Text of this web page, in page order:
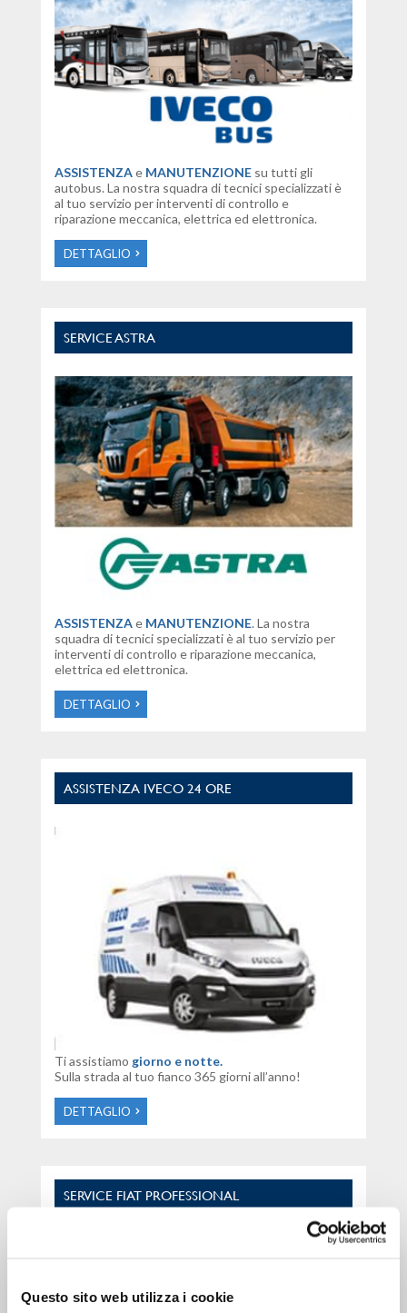
Questo sito web utilizza i cookie
ASSISTENZAeMANUTENZIONE su tutti gli
autobus. La nostra squadra di tecnici specializzati è
al tuo servizio per interventi di controllo e
riparazione meccanica, elettrica ed elettronica.
DETTAGLIO
SERVICE ASTRA
ASSISTENZAeMANUTENZIONE. La nostra
squadra di tecnici specializzati è al tuo servizio per
interventi di controllo e riparazione meccanica,
elettrica ed elettronica.
DETTAGLIO
ASSISTENZA IVECO 24 ORE
Ti assistiamo giorno e notte.
Sulla strada al tuo fianco 365 giorni all’anno!
DETTAGLIO
SERVICE FIAT PROFESSIONAL